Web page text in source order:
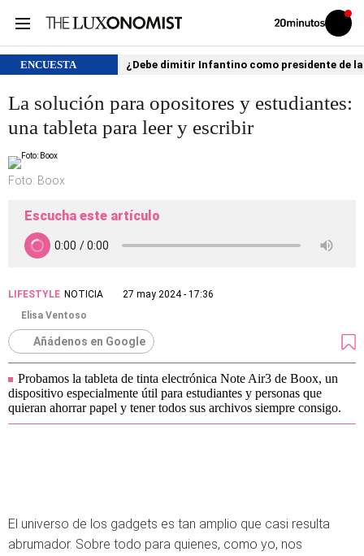
Volver
Iniciar
sesión
ENCUESTA ¿Debe dimitir Infantino como presidente de
La solución para opositores y estudiantes:
una tableta para leer y escribir
Foto: Boox
Escucha este artículo
LIFESTYLE NOTICIA
27 may 2024 - 17:36
Elisa Ventoso
Añádenos en Google
Probamos la tableta de tinta electrónica Note Air3 de Boox, un
dispositivo especialmente útil para estudiantes y personas que
quieran ahorrar papel y tener todos sus archivos siempre consigo.
El universo de los gadgets es tan amplio que casi resulta
abrumador. Sobre todo para quienes, como yo, nos